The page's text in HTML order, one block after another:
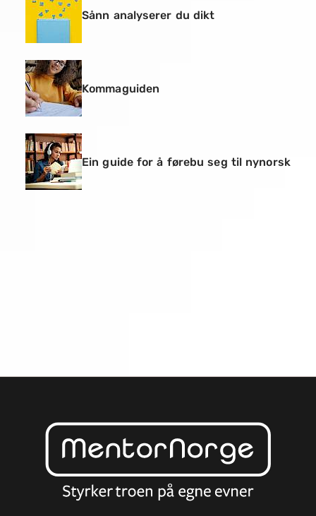
Sånn analyserer du dikt
Kommaguiden
Ein guide for å førebu seg til nynorsk